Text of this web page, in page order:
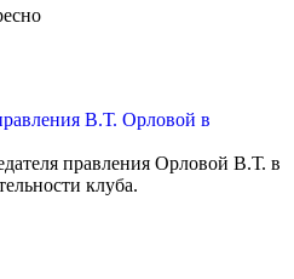
В.Т. Орловой в
правления Орловой В.Т. в
клуба.